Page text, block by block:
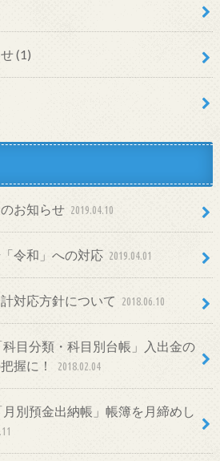
(1)
お知らせ 2019.04.10
令和」への対応 2019.04.01
対応方針について 2018.06.10
目分類・科目別台帳」入出金の
握に！
2018.02.04
別預金出納帳」帳簿を月締めし